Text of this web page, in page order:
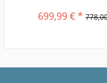
699,99 € *